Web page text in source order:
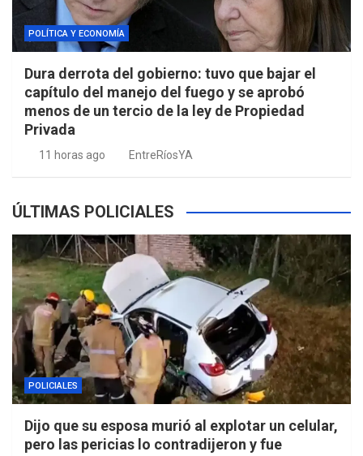
POLÍTICA Y ECONOMÍA
Dura derrota del gobierno: tuvo que bajar el
capítulo del manejo del fuego y se aprobó
menos de un tercio de la ley de Propiedad
Privada
11 horas ago EntreRíosYA
ÚLTIMAS POLICIALES
POLICIALES
Dijo que su esposa murió al explotar un celular,
pero las pericias lo contradijeron y fue